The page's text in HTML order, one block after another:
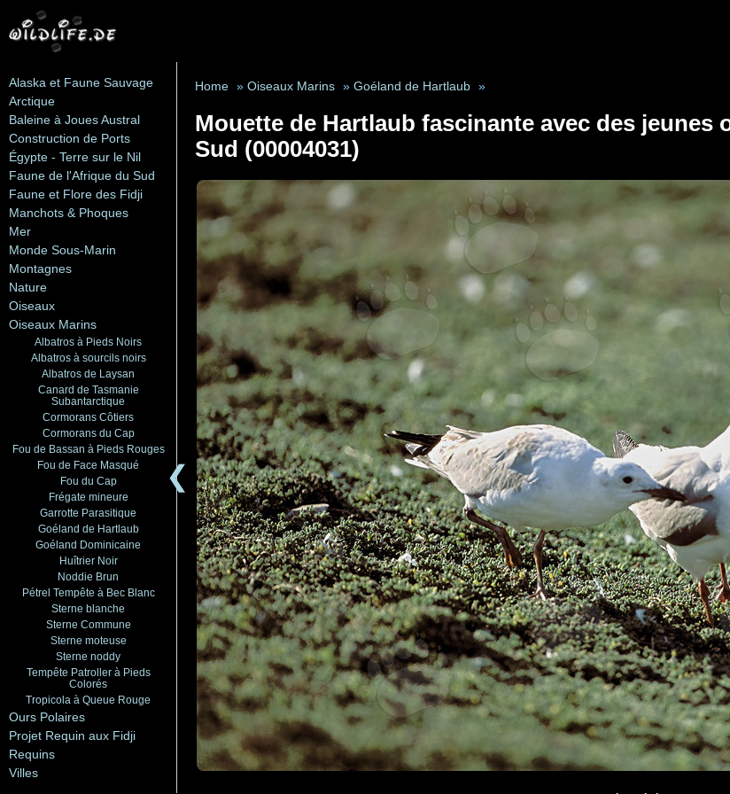
Alaska et Faune Sauvage
Arctique
Baleine à Joues Austral
Construction de Ports
Égypte - Terre sur le Nil
Faune de l'Afrique du Sud
Faune et Flore des Fidji
Manchots & Phoques
Mer
Monde Sous-Marin
Montagnes
Nature
Oiseaux
Oiseaux Marins
Albatros à Pieds Noirs
Albatros à sourcils noirs
Albatros de Laysan
Canard de Tasmanie
Subantarctique
Cormorans Côtiers
Cormorans du Cap
Fou de Bassan à Pieds Rouges
Fou de Face Masqué
Fou du Cap
Frégate mineure
Garrotte Parasitique
Goéland de Hartlaub
Goéland Dominicaine
Huîtrier Noir
Noddie Brun
Pétrel Tempête à Bec Blanc
Sterne blanche
Sterne Commune
Sterne moteuse
Sterne noddy
Tempête Patroller à Pieds
Colorés
Tropicola à Queue Rouge
Ours Polaires
Projet Requin aux Fidji
Requins
Villes
Home » Oiseaux Marins » Goéland de Hartlaub »
Mouette de Hartlaub fascinante avec des jeunes
Sud (00004031)
❮